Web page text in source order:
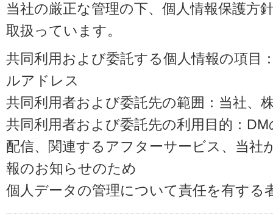
当社の厳正な管理の下、個人情報保護方
取扱っています。
共同利用および委託する個人情報の項目
ルアドレス
共同利用者および委託先の範囲：当社、
共同利用者および委託先の利用目的：
配信、関連するアフターサービス、当社
報のお知らせのため
個人データの管理について責任を有する